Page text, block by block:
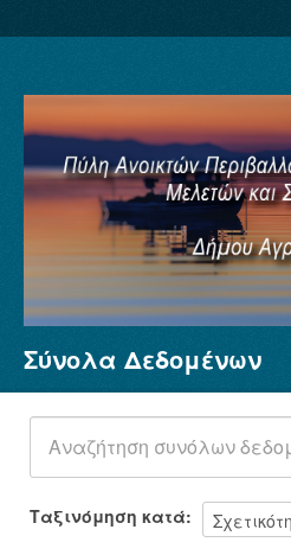
Σύνολα Δεδομένων
Φορείς
Ομάδες
Σχετικά
Σύνολα Δεδομένων
Ταξινόμηση κατά